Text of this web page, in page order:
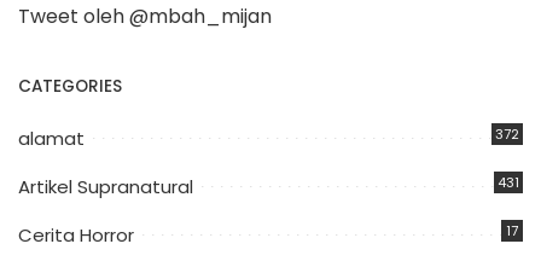
Tweet oleh @mbah_mijan
CATEGORIES
alamat 372
Artikel Supranatural 431
Cerita Horror 17